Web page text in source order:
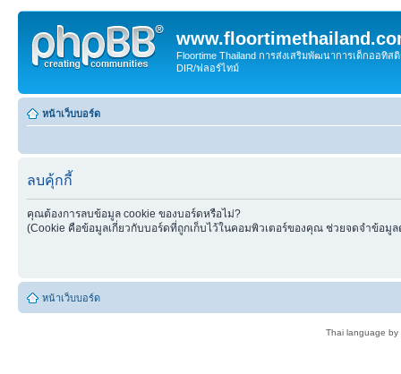
Floortime Thailand การส่งเสริมพัฒนาการเด็กออทิ
DIR/ฟลอร์ไทม์
หน้าเว็บบอร์ด
ลบคุ้กกี้
คุณต้องการลบข้อมูล cookie ของบอร์ดหรือไม่?
(Cookie คือข้อมูลเกี่ยวกับบอร์ดที่ถูกเก็บไว้ในคอมพิวเตอร์ของคุณ ช่วยจดจำข้อมูล
หน้าเว็บบอร์ด
Thai language by